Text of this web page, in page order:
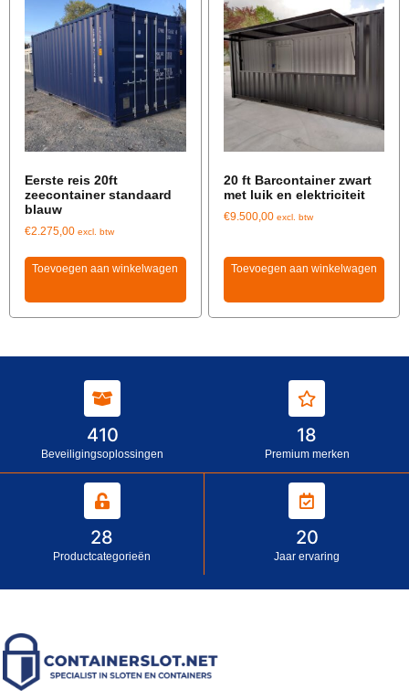
Eerste reis 20ft
zeecontainer standaard
blauw
€2.275,00 excl. btw
Toevoegen aan winkelwagen
20 ft Barcontainer zwart
met luik en elektriciteit
€9.500,00 excl. btw
Toevoegen aan winkelwagen
410
Beveiligingsoplossingen
18
Premium merken
28
Productcategorieën
20
Jaar ervaring